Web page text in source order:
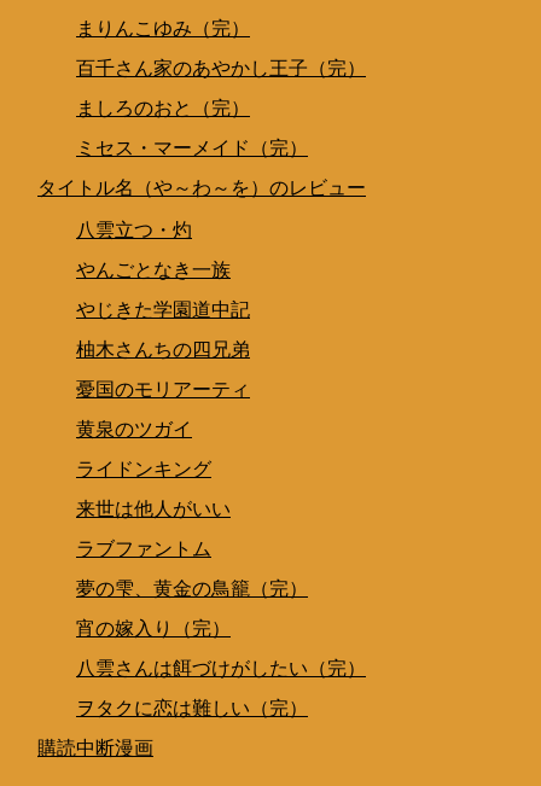
まりんこゆみ（完）
百千さん家のあやかし王子（完）
ましろのおと（完）
ミセス・マーメイド（完）
タイトル名（や～わ～を）のレビュー
八雲立つ・灼
やんごとなき一族
やじきた学園道中記
柚木さんちの四兄弟
憂国のモリアーティ
黄泉のツガイ
ライドンキング
来世は他人がいい
ラブファントム
夢の雫、黄金の鳥籠（完）
宵の嫁入り（完）
八雲さんは餌づけがしたい（完）
ヲタクに恋は難しい（完）
購読中断漫画